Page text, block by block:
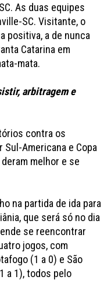
As duas equipes
SC. Visitante, o
positiva, a de nunca
Catarina em
mata.
arbitragem e
contra os
Americana e Copa
melhor e se
na partida de ida para
que será só no dia
se reencontrar
jogos, com
(1 a 0) e São
a 1), todos pelo